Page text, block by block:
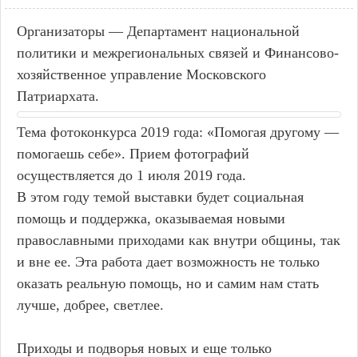
Организаторы — Департамент национальной
политики и межрегиональных связей и Финансово-
хозяйственное управление Московского
Патриархата.
Тема фотоконкурса 2019 года: «Помогая другому —
помогаешь себе». Прием фотографий
осуществляется до 1 июля 2019 года.
В этом году темой выставки будет социальная
помощь и поддержка, оказываемая новыми
православными приходами как внутри общины, так
и вне ее. Эта работа дает возможность не только
оказать реальную помощь, но и самим нам стать
лучше, добрее, светлее.
Приходы и подворья новых и еще только